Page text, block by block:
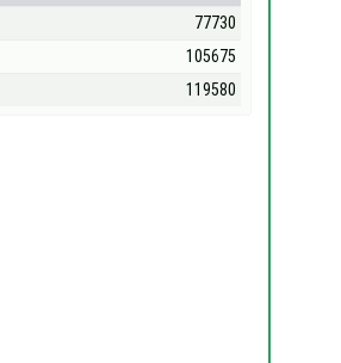
77730
105675
119580